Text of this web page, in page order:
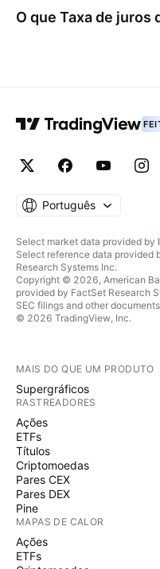
O que Taxa de juros
Português
Select market data provided by
Select reference data
Research Systems Inc.
Copyright © 2026, American
provided by FactSet Research
SEC filings and other
© 2026 TradingView, Inc.
MAIS DO QUE UM PRODUTO
Supergráficos
RASTREADORES
Ações
ETFs
Títulos
Criptomoedas
Pares CEX
Pares DEX
Pine
MAPAS DE CALOR
Ações
ETFs